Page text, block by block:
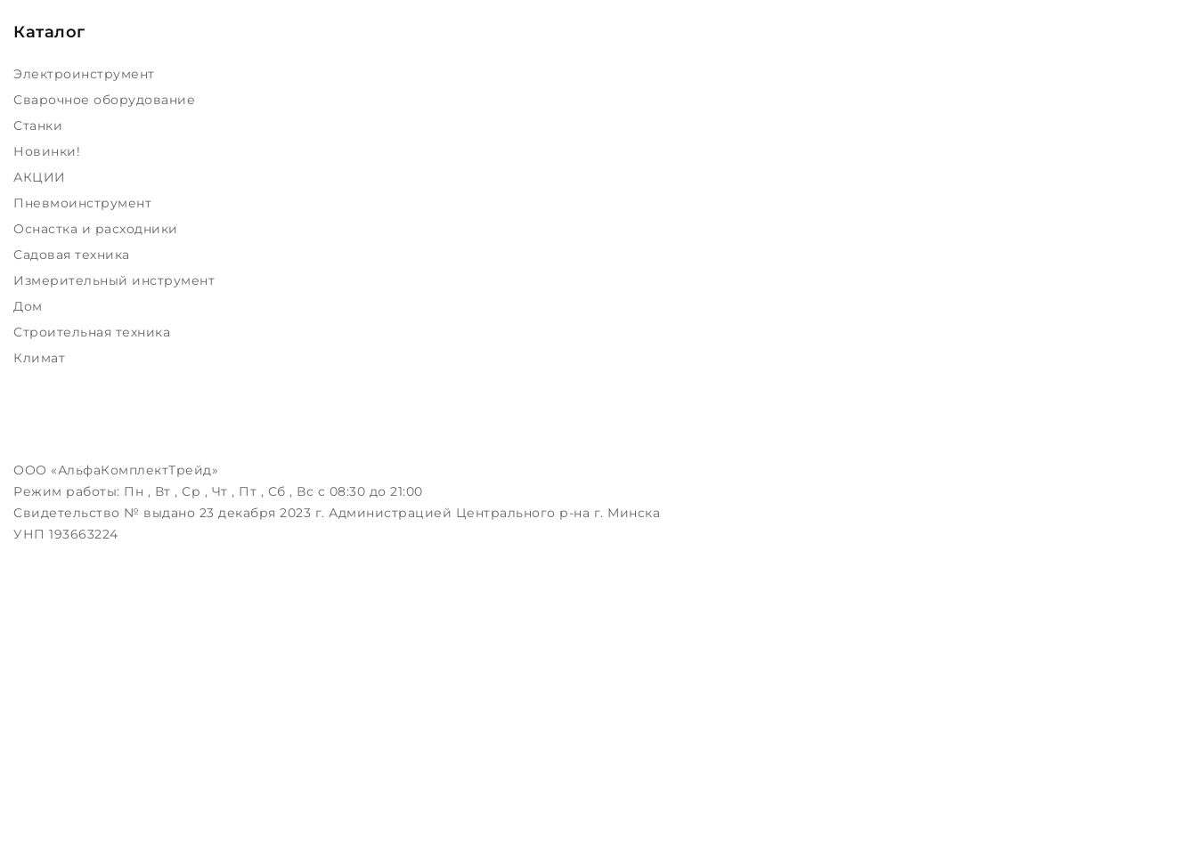
Каталог
Электроинструмент
Сварочное оборудование
Станки
Новинки!
АКЦИИ
Пневмоинструмент
Оснастка и расходники
Садовая техника
Измерительный инструмент
Дом
Строительная техника
Климат
ООО «АльфаКомплектТрейд»
Режим работы: Пн , Вт , Ср , Чт , Пт , Сб , Вс c 08:30 до 21:00
Свидетельство № выдано 23 декабря 2023 г. Администрацией Центрального р-на г. Минска
УНП 193663224